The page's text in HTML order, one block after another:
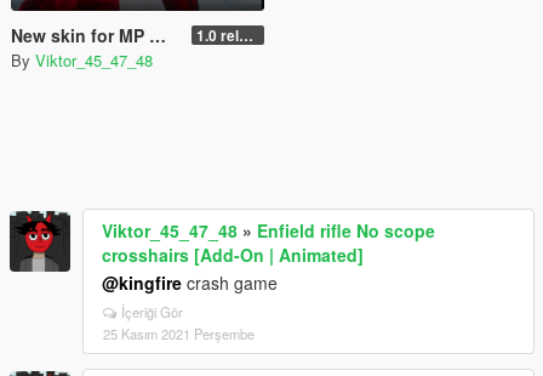
New skin for MP Male 1.0 release
By Viktor_45_47_48
Viktor_45_47_48 » Enfield rifle No scope
crosshairs [Add-On | Animated]
@kingfire crash game
İçeriği Gör
25 Kasım 2021 Perşembe